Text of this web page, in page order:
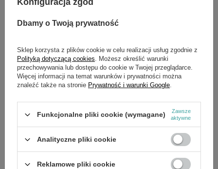
cząstki i równomiernie rozprowadzana po trawniku, gdzie działa
jak naturalny nawóz 🌾💧
🧺 Duży kosz i wygodna obsługa
Pojemny kosz na trawę o pojemności 70 litrów:
, informujący o konieczności
Centralna7-stopniowa regulacja wysokości koszenia
umożliwia szybkie ustawienie wysokości w zakresie25–85
mm, bez użycia dużej siły 🔧
Dbamy o Twoją prywatność
Sklep korzysta z plików cookie w celu realizacji usług zgodnie z
Polityką dotyczącą cookies . Możesz określić warunki
przechowywania lub dostępu do cookie w Twojej przeglądarce.
Więcej informacji na temat warunków i prywatności można
znaleźć także na stronie Prywatność i warunki Google
Funkcjonalne pliki cookie (wymagane)
Zawsze
aktywne
Analityczne pliki cookie
Reklamowe pliki cookie